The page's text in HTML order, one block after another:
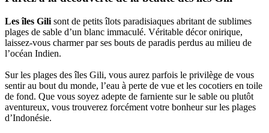
Les îles Gili sont de petits îlots paradisiaques abritant de sublimes
plages de sable d’un blanc immaculé. Véritable décor onirique,
laissez-vous charmer par ses bouts de paradis perdus au milieu de
l’océan Indien.
Sur les plages des îles Gili, vous aurez parfois le privilège de vous
sentir au bout du monde, l’eau à perte de vue et les cocotiers en toile
de fond. Que vous soyez adepte de farniente sur le sable ou plutôt
aventureux, vous trouverez forcément votre bonheur sur les plages
d’Indonésie.